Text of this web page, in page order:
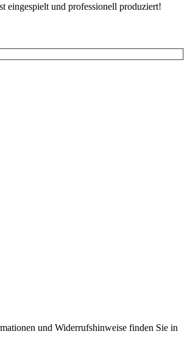
eingespielt und professionell produziert!
und Widerrufshinweise finden Sie in